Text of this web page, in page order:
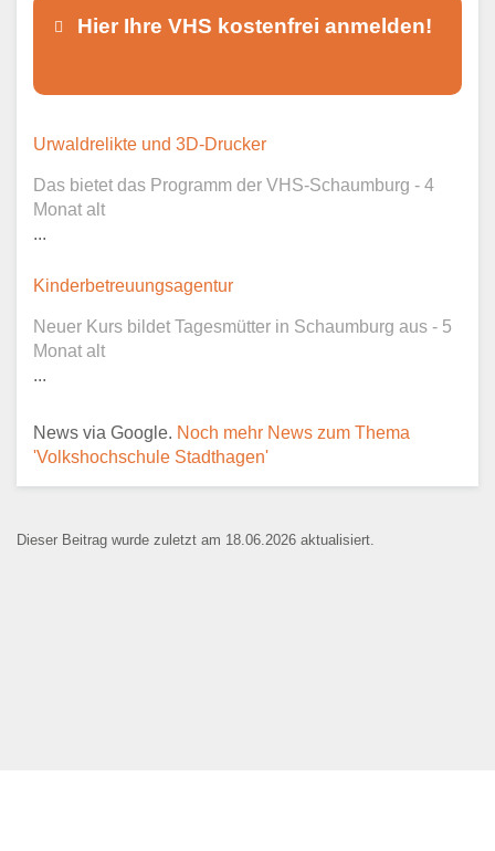
Hier Ihre VHS kostenfrei anmelden!
Dieser Teil dient lediglich zur
öffentlich sichtbar.
Urwaldrelikte und 3D-Drucker
Das bietet das Programm der VHS-Schaumburg - 4
Monat alt
...
Kinderbetreuungsagentur
Neuer Kurs bildet Tagesmütter in Schaumburg aus - 5
Monat alt
...
News via Google. Noch mehr News zum Thema
'Volkshochschule Stadthagen'
Dieser Beitrag wurde zuletzt am 18.06.2026 aktualisiert.